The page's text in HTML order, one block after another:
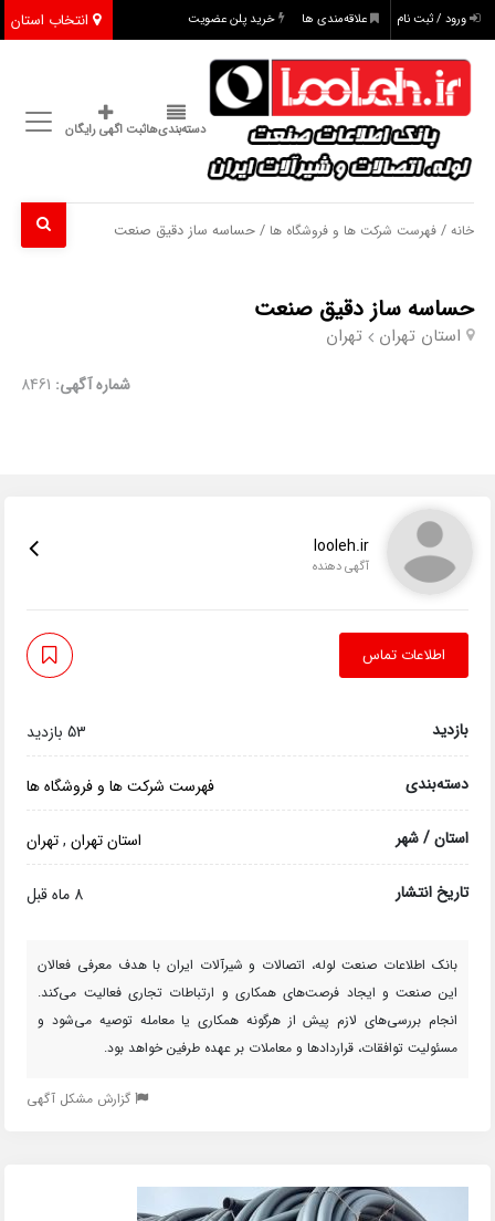
انتخاب استان ورود / ثبت نام علاقه‌مندی ها خرید پلن عضویت
دسته‌بندی‌هاثبت اگهی رایگان
خانه /فهرست شرکت ها و فروشگاه ها / حساسه ساز دقیق صنعت
حساسه ساز دقیق صنعت
استان تهران تهران
شماره آگهی: 8461
looleh.ir
آگهی دهنده
اطلاعات تماس
بازدید 53 بازدید
دسته‌بندی فهرست شرکت ها و فروشگاه ها
استان / شهر استان تهران,تهران
تاریخ انتشار 8 ماه قبل
بانک اطلاعات صنعت لوله، اتصالات و شیرآلات ایران با هدف معرفی فعالان
این صنعت و ایجاد فرصت‌های همکاری و ارتباطات تجاری فعالیت می‌کند.
انجام بررسی‌های لازم پیش از هرگونه همکاری یا معامله توصیه می‌شود و
مسئولیت توافقات، قراردادها و معاملات بر عهده طرفین خواهد بود.
گزارش مشکل آگهی